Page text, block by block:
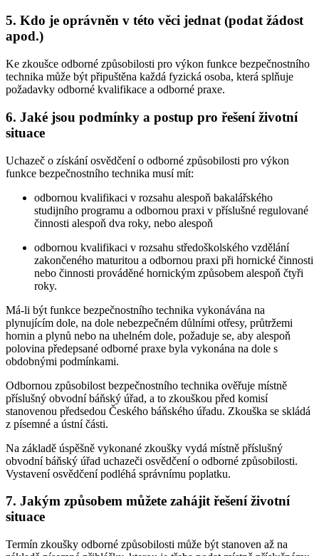
5. Kdo je oprávněn v této věci jednat (podat žádost
apod.)
Ke zkoušce odborné způsobilosti pro výkon funkce bezpečnostního
technika může být připuštěna každá fyzická osoba, která splňuje
požadavky odborné kvalifikace a odborné praxe.
6. Jaké jsou podmínky a postup pro řešení životní
situace
Uchazeč o získání osvědčení o odborné způsobilosti pro výkon
funkce bezpečnostního technika musí mít:
odbornou kvalifikaci v rozsahu alespoň bakalářského
studijního programu a odbornou praxi v příslušné regulované
činnosti alespoň dva roky, nebo alespoň
odbornou kvalifikaci v rozsahu středoškolského vzdělání
zakončeného maturitou a odbornou praxi při hornické činnosti
nebo činnosti prováděné hornickým způsobem alespoň čtyři
roky.
Má-li být funkce bezpečnostního technika vykonávána na
plynujícím dole, na dole nebezpečném důlními otřesy, průtržemi
hornin a plynů nebo na uhelném dole, požaduje se, aby alespoň
polovina předepsané odborné praxe byla vykonána na dole s
obdobnými podmínkami.
Odbornou způsobilost bezpečnostního technika ověřuje místně
příslušný obvodní báňský úřad, a to zkouškou před komisí
stanovenou předsedou Českého báňského úřadu. Zkouška se skládá
z písemné a ústní části.
Na základě úspěšně vykonané zkoušky vydá místně příslušný
obvodní báňský úřad uchazeči osvědčení o odborné způsobilosti.
Vystavení osvědčení podléhá správnímu poplatku.
7. Jakým způsobem můžete zahájit řešení životní
situace
Termín zkoušky odborné způsobilosti může být stanoven až na